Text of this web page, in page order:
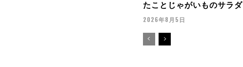
たことじゃがいものサラダ
2026年8月5日